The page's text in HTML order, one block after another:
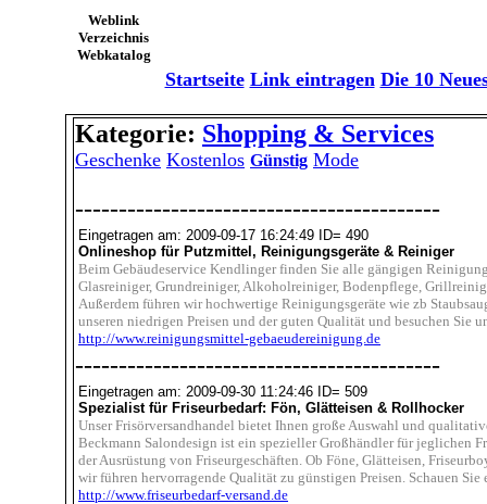
Weblink
Verzeichnis
Webkatalog
Startseite Link eintragen Die 10
Kategorie: Shopping & Services
Geschenke Kostenlos Günstig Mode
------------------------------------------
Eingetragen am: 2009-09-17 16:24:49 ID= 490
Onlineshop für Putzmittel, Reinigungsgeräte & Reiniger
Beim Gebäudeservice Kendlinger finden Sie alle gängigen
Glasreiniger, Grundreiniger, Alkoholreiniger, Bodenpflege,
Außerdem führen wir hochwertige Reinigungsgeräte wie zb
unseren niedrigen Preisen und der guten Qualität und besuchen Sie
http://www.reinigungsmittel-gebaeudereinigung.de
------------------------------------------
Eingetragen am: 2009-09-30 11:24:46 ID= 509
Spezialist für Friseurbedarf: Fön, Glätteisen & Rollhocker
Unser Frisörversandhandel bietet Ihnen große Auswahl und
Beckmann Salondesign ist ein spezieller Großhändler für jeglichen
der Ausrüstung von Friseurgeschäften. Ob Föne, Glätteisen,
wir führen hervorragende Qualität zu günstigen Preisen. Schauen
http://www.friseurbedarf-versand.de